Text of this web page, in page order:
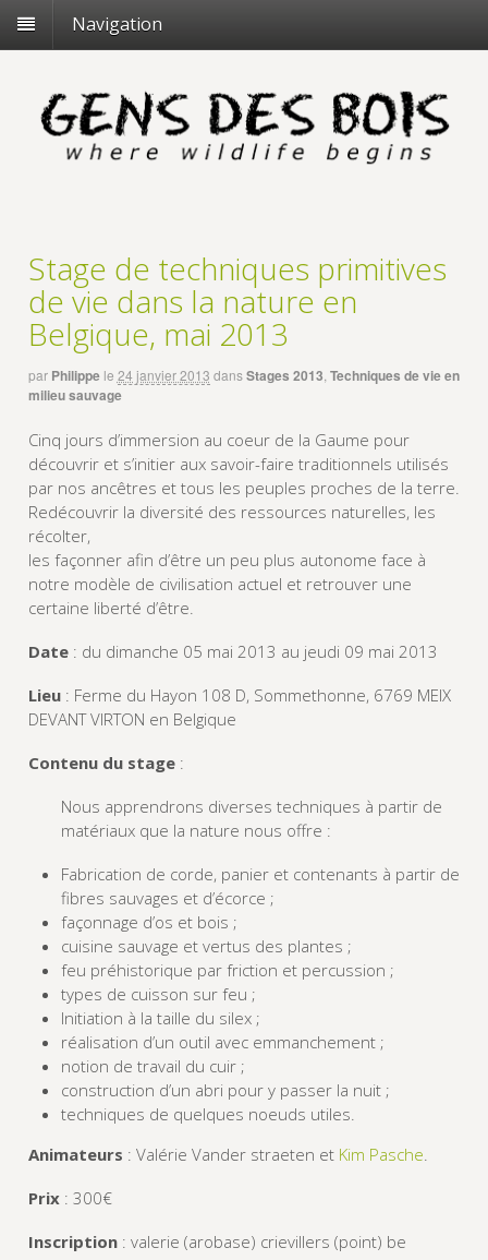
Navigation
Stage de techniques primitives
de vie dans la nature en
Belgique, mai 2013
par Philippe le 24 janvier 2013 dansStages 2013 Techniques de vie en
milieu sauvage
Cinq jours d’immersion au coeur de la Gaume pour
découvrir et s’initier aux savoir-faire traditionnels utilisés
par nos ancêtres et tous les peuples proches de la terre.
Redécouvrir la diversité des ressources naturelles, les
récolter,
les façonner afin d’être un peu plus autonome face à
notre modèle de civilisation actuel et retrouver une
certaine liberté d’être.
Date: du dimanche 05 mai 2013 au jeudi 09 mai 2013
Lieu: Ferme du Hayon 108 D, Sommethonne, 6769 MEIX
DEVANT VIRTON en Belgique
Contenu du stage:
Nous apprendrons diverses techniques à partir de
matériaux que la nature nous offre :
Fabrication de corde, panier et contenants à partir de
fibres sauvages et d’écorce ;
façonnage d’os et bois ;
cuisine sauvage et vertus des plantes ;
feu préhistorique par friction et percussion ;
types de cuisson sur feu ;
Initiation à la taille du silex ;
réalisation d’un outil avec emmanchement ;
notion de travail du cuir ;
construction d’un abri pour y passer la nuit ;
techniques de quelques noeuds utiles.
Animateurs : Valérie Vander straeten et Kim Pasche.
Prix: 300€
Inscription: valerie (arobase) crievillers (point) be